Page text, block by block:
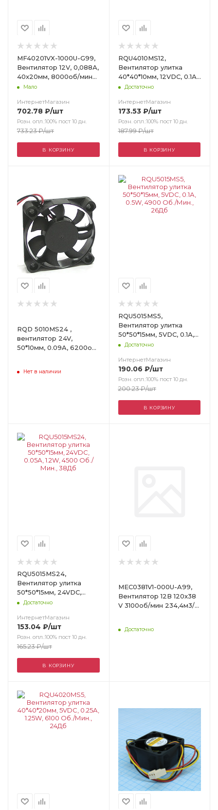
MF40201VX-1000U-G99,
Вентилятор 12V, 0,088А,
40x20мм, 8000об/мин
18,25м3/час, 27,5дБ,
Мало
ИнтернетМагазин
702.78 ₽/шт
Розн. опл.:100% пост 10 дн.
733.23₽/шт
В КОРЗИНУ
RQU4010MS12,
Вентилятор улитка
40*40*10мм, 12VDC, 0.1А,
1.2W, 7200 Об./Мин.,
Достаточно
ИнтернетМагазин
173.53₽/шт
Розн. опл.:100% пост 10 дн.
187.99₽/шт
В КОРЗИНУ
RQD 5010MS24 ,
вентилятор 24V,
50*10мм, 0.09A, 6200об/
Нет в наличии
RQU5015MS5,
Вентилятор улитка
50*50*15мм, 5VDC, 0.1А,
0.5W, 4900 Об./Мин.,
Достаточно
ИнтернетМагазин
190.06 ₽/шт
Розн. опл.:100% пост 10 дн.
200.23₽/шт
В КОРЗИНУ
RQU5015MS24,
Вентилятор улитка
50*50*15мм, 24VDC,
0.05А, 1.2W, 4500 Об./
Достаточно
ИнтернетМагазин
153.04 ₽/шт
Розн. опл.:100% пост 10 дн.
165.23₽/шт
В КОРЗИНУ
Цвет
MEC0381V1-000U-A99,
Вентилятор 12В 120x38
V 3100об/мин 234,4м3/
Достаточно
Цвет